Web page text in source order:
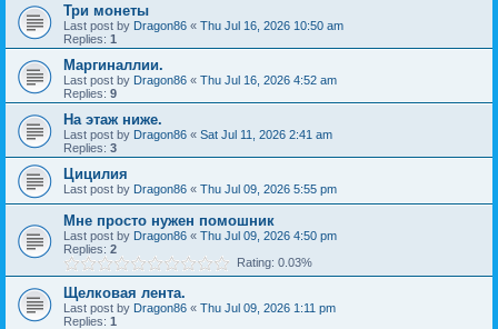
Три монеты
Last post by Dragon86 « Thu Jul 16, 2026 10:50 am
Replies: 1
Маргиналлии.
Last post by Dragon86 « Thu Jul 16, 2026 4:52 am
Replies: 9
На этаж ниже.
Last post by Dragon86 « Sat Jul 11, 2026 2:41 am
Replies: 3
Цицилия
Last post by Dragon86 « Thu Jul 09, 2026 5:55 pm
Мне просто нужен помошник
Last post by Dragon86 « Thu Jul 09, 2026 4:50 pm
Replies: 2
Rating: 0.03%
Щелковая лента.
Last post by Dragon86 « Thu Jul 09, 2026 1:11 pm
Replies: 1